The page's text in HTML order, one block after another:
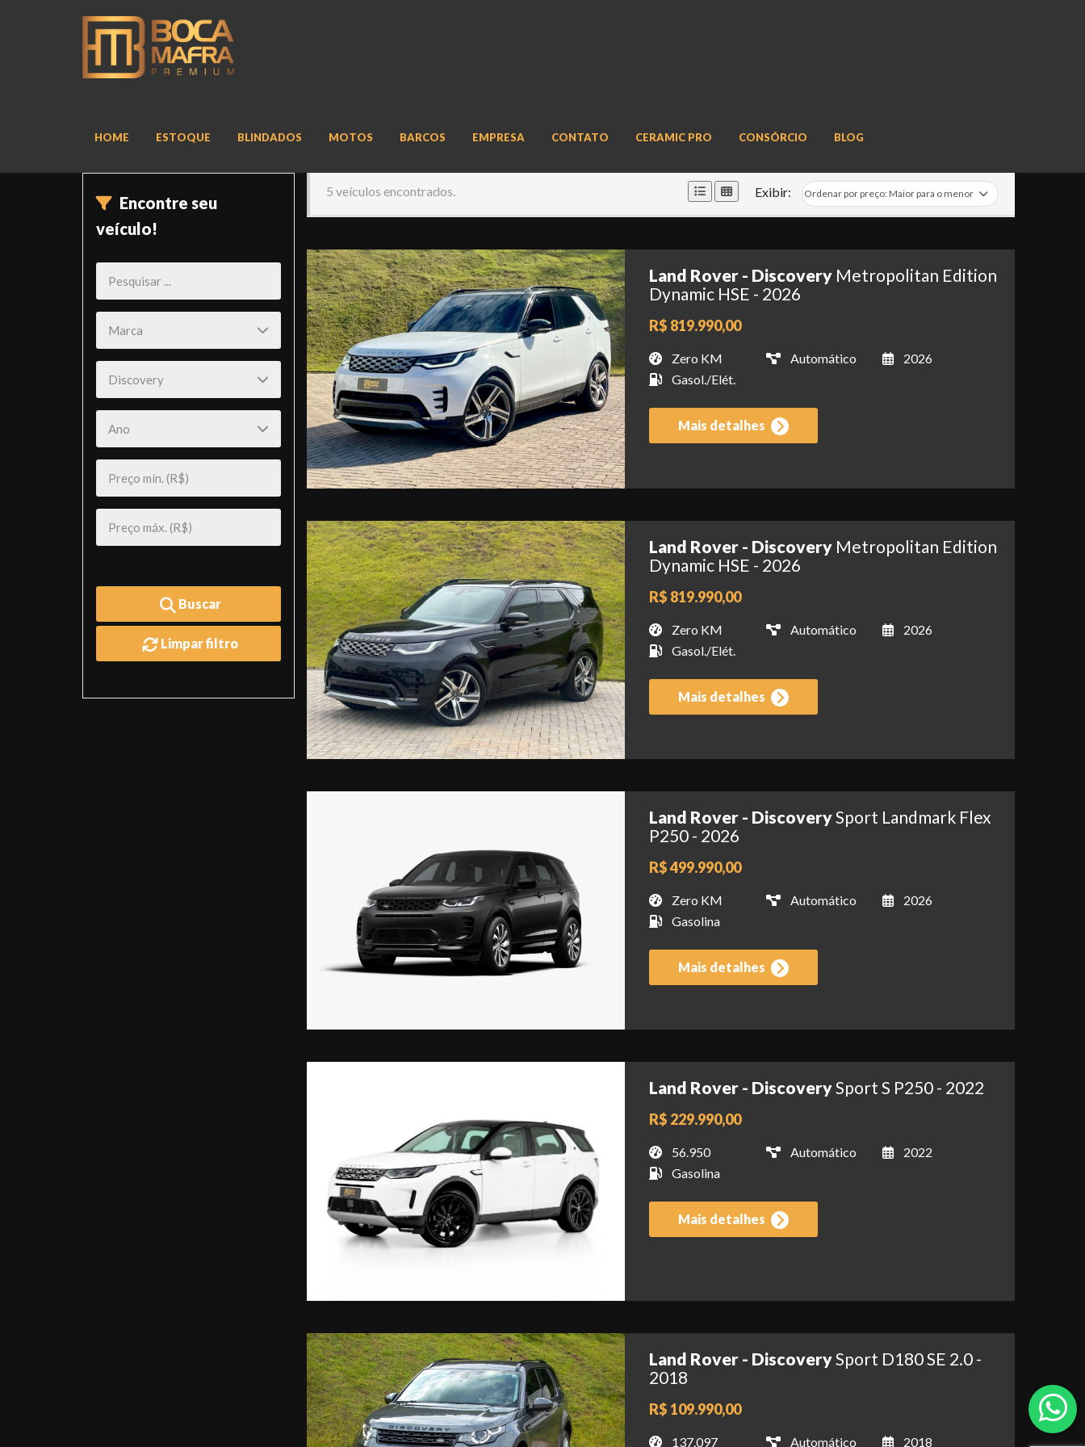
HOME ESTOQUE BLINDADOS MOTOS BARCOS EMPRESA CONTATO CERAMIC PRO CONSÓRCIO BLOG
5 veículos encontrados. Exibir:
Land Rover - Discovery Metropolitan Edition
Dynamic HSE - 2026
R$ 819.990,00
Zero KM Automático
2026
Gasol./Elét.
Mais detalhes
Land Rover - Discovery Metropolitan Edition
Dynamic HSE - 2026
R$ 819.990,00
Zero KM Automático
2026
Gasol./Elét.
Mais detalhes
Land Rover - DiscoverySport Landmark Flex
P250 - 2026
R$ 499.990,00
Zero KM Automático
2026
Gasolina
Mais detalhes
Land Rover - DiscoverySport S P250 - 2022
R$ 229.990,00
56.950 Automático
2022
Gasolina
Mais detalhes
Land Rover - DiscoverySport D180 SE 2.0 -
2018
R$ 109.990,00
137.097 Automático 2018
Encontre seu
veículo!
Buscar
Limpar filtro